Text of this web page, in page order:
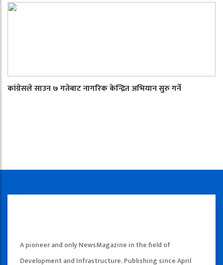
कांग्रेसले साउन ७ गतेबाट नागरिक केन्द्रित अभियान सुरु गर्ने
A pioneer and only NewsMagazine in the field of
Development and Infrastructure. Publishing since April